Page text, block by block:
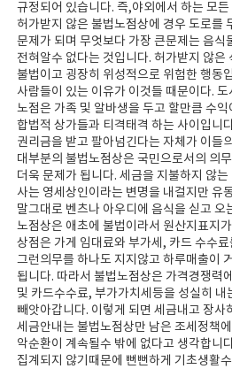
규정되어 있습니다. 즉,야외에서 하는 모
허가받지 않은 불법노점상에 경우 도로를
문제가 되며 무엇보다 가장 큰문제는 음식
전혀알수 없다는 것입니다. 허가받지 않은
불법이고 굉장히 위성적으로 위험한 행동
사람들이 있는 이유가 이것들 때문이다.
노점은 가족 및 알바생을 두고 할만큼 수익
합법적 상가들과 티격태격 하는 사이입니
권리금을 받고 팔아넘긴다는 자체가 이들
대부분의 불법노점상은 국민으로서의 의
더욱 문제가 됩니다. 세금을 지불하지 않
사는 영세상인이라는 변명을 내걸지만 유
말그대로 벤츠나 아우디에 음식을 싣고 오
노점상은 애초에 불법이라서 원산지표지
상점은 가게 임대료와 부가세, 카드 수수
그런의무를 하나도 지지않고 하루매출이
됩니다. 따라서 불법노점상은 가격경쟁력
및 카드수수료, 부가가치세등을 성실히 내
빼앗아갑니다. 이렇게 되면 세금내고 장사
세금안내는 불법노점상만 남은 조세정책
악순환이 계속될수 밖에 없다고 생각합니
집계되지 않기때문에 뻔뻔하게 기초생활